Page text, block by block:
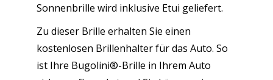
Sonnenbrille wird inklusive Etui geliefert.
Zu dieser Brille erhalten Sie einen
kostenlosen Brillenhalter für das Auto. So
ist Ihre Bugolini®-Brille in Ihrem Auto